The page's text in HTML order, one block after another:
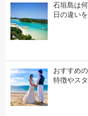
石垣島は
日の違い
おすすめ
特徴やス